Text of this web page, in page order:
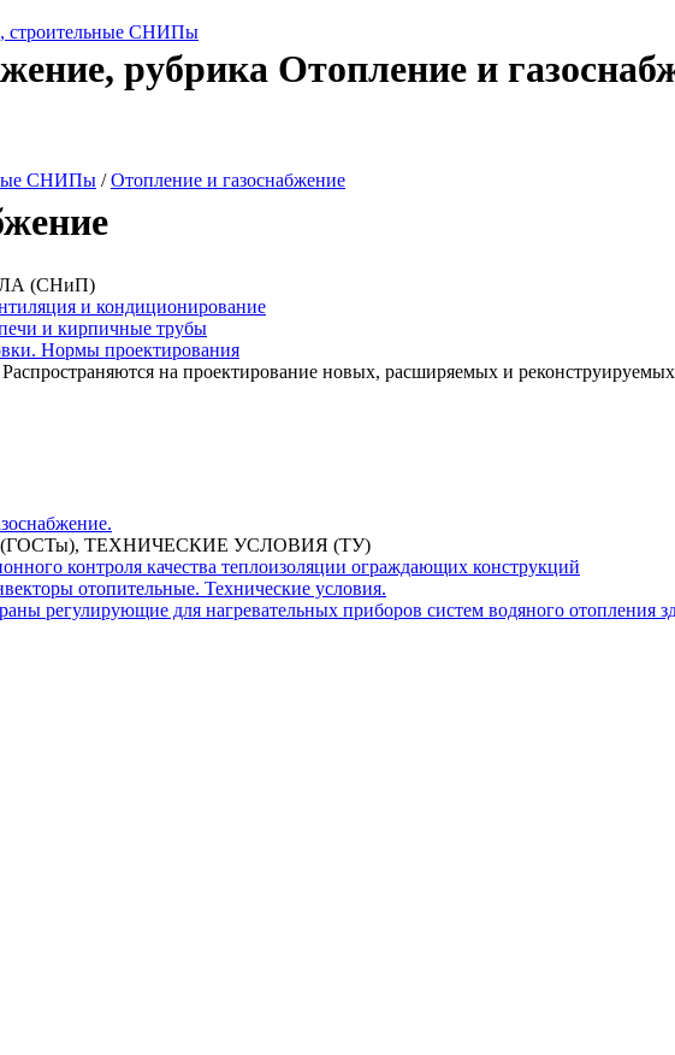
строительные СНИПы
рубрика Отопление и
СНИПы /Отопление и газоснабжение
(СНиП)
и кондиционирование
и кирпичные трубы
Нормы проектирования
на проектирование новых, расширяемых и реконструируемых
ТЕХНИЧЕСКИЕ УСЛОВИЯ (ТУ)
контроля качества теплоизоляции ограждающих конструкций
отопительные. Технические условия.
регулирующие для нагревательных приборов систем водяного отопления